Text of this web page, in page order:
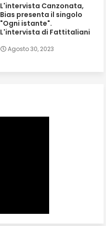
L'intervista Canzonata,
Bias presenta il singolo
"Ogni istante".
L'intervista di Fattitaliani
Agosto 30, 2023